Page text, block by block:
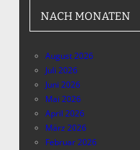
NACH MONATEN
August 2026
Juli 2026
Juni 2026
Mai 2026
April 2026
März 2026
Februar 2026